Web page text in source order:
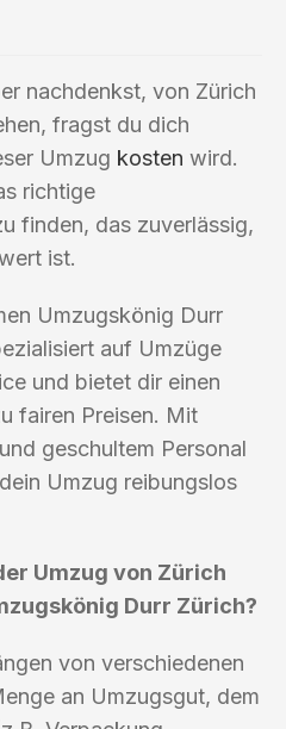
nachdenkst, von Zürich
fragst du dich
Umzug kosten wird.
richtige
finden, das zuverlässig,
ist.
Umzugskönig Durr
auf Umzüge
und bietet dir einen
fairen Preisen. Mit
geschultem Personal
Umzug reibungslos
Umzug von Zürich
Durr Zürich?
von verschiedenen
an Umzugsgut, dem